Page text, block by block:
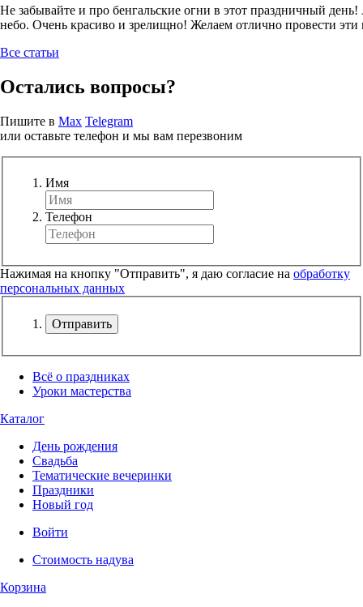
Не забывайте и про бенгальские огни в этот праздничный
небо. Очень красиво и зрелищно! Желаем отлично провести
Все статьи
Остались вопросы?
Пишите в Max Telegram
или оставьте телефон и мы вам перезвоним
Имя
Телефон
Нажимая на кнопку "Отправить", я даю согласие на обработку
персональных данных
Отправить
Всё о праздниках
Уроки мастерства
Каталог
День рождения
Свадьба
Тематические вечеринки
Праздники
Новый год
Войти
Стоимость надува
Корзина